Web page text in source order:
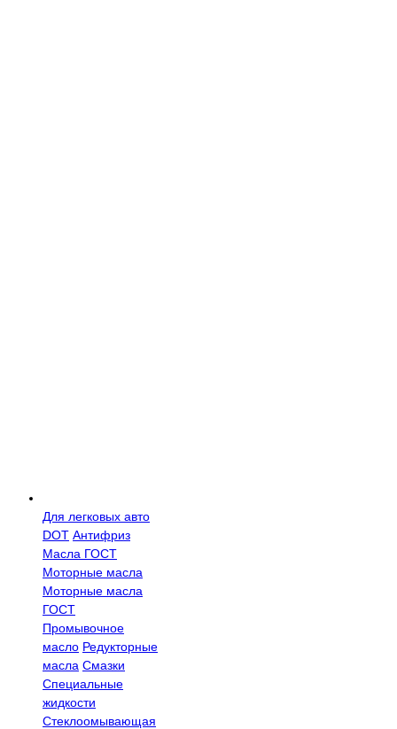
Для легковых авто
DOT Антифриз
Масла ГОСТ
Моторные масла
Моторные масла
ГОСТ
Промывочное
масло Редукторные
масла Смазки
Специальные
жидкости
Стеклоомывающая